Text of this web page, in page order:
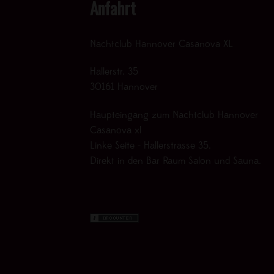
Anfahrt
Nachtclub Hannover Casanova XL
Hallerstr. 35
30161 Hannover
Haupteingang zum Nachtclub Hannover
Casanova xl
Linke Seite - Hallerstrasse 35.
Direkt in den Bar Raum Salon und Sauna.